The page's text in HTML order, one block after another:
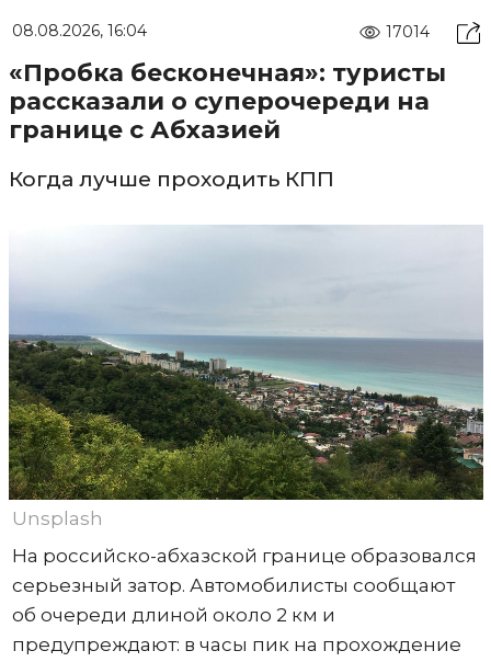
08.08.2026, 16:04 17014
«Пробка бесконечная»: туристы
рассказали о суперочереди на
границе с Абхазией
Когда лучше проходить КПП
Unsplash
На российско-абхазской границе образовался
серьезный затор. Автомобилисты сообщают
об очереди длиной около 2 км и
предупреждают: в часы пик на прохождение